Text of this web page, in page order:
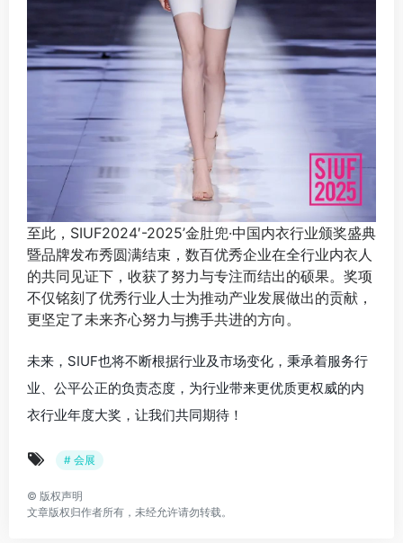
至此，SIUF2024′-2025’金肚兜·中国内衣行业颁奖盛典
暨品牌发布秀圆满结束，数百优秀企业在全行业内衣人
的共同见证下，收获了努力与专注而结出的硕果。奖项
不仅铭刻了优秀行业人士为推动产业发展做出的贡献，
更坚定了未来齐心努力与携手共进的方向。
未来，SIUF也将不断根据行业及市场变化，秉承着服务行
业、公平公正的负责态度，为行业带来更优质更权威的内
衣行业年度大奖，让我们共同期待！
# 会展
© 版权声明
文章版权归作者所有，未经允许请勿转载。